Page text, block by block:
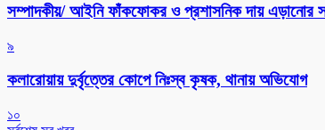
সম্পাদকীয়/ আইনি ফাঁকফোকর ও প্রশাসনিক দায় এড়ানোর
৯
কলারোয়ায় দুর্বৃত্তের কোপে নিঃস্ব কৃষক, থানায় অভিযোগ
১০